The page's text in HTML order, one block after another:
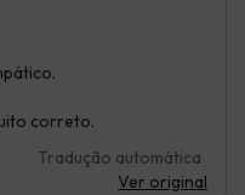
correto.
Tradução automática
Ver original